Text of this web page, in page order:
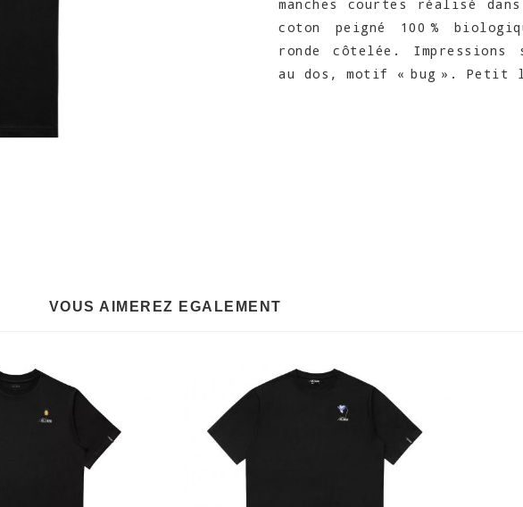
manches courtes réalisé
coton peigné 100 %
ronde côtelée.
au dos, motif « bug ». Petit
VOUS AIMEREZ EGALEMENT